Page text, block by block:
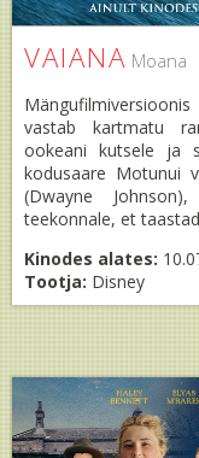
VAIANA Moana
vastab kartmatu
ookeani kutsele ja
kodusaare Motunui
(Dwayne
teekonnale, et
Kinodes alates:
Tootja: Disney